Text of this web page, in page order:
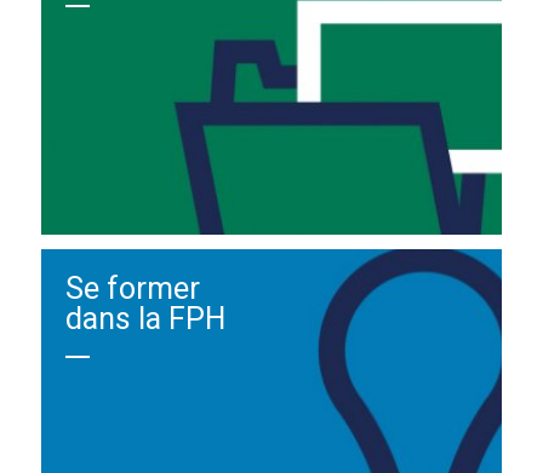
Se former
dans la FPH